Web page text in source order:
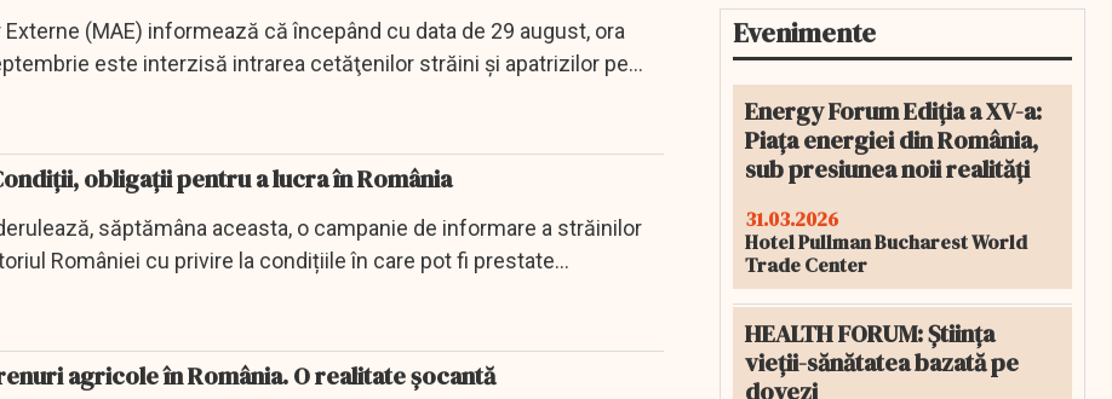
(MAE) informează că începând cu data de 29 august, ora
este interzisă intrarea cetăţenilor străini şi apatrizilor pe
obligații pentru a lucra în România
săptămâna aceasta, o campanie de informare a străinilor
României cu privire la condițiile în care pot fi prestate...
agricole în România. O realitate șocantă
Evenimente
Energy Forum Ediția a XV-a:
Piața energiei din România,
sub presiunea noii realități
31.03.2026
Hotel Pullman Bucharest World
Trade Center
HEALTH FORUM: Știința
vieții-sănătatea bazată pe
dovezi